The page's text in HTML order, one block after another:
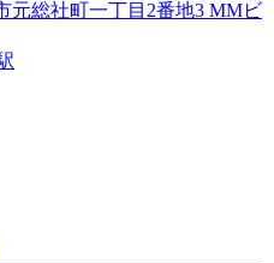
元総社町一丁目2番地3 MMビ